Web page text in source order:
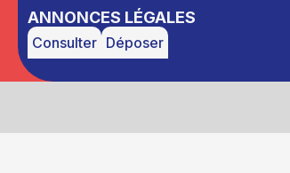
ANNONCES LÉGALES
Consulter Déposer